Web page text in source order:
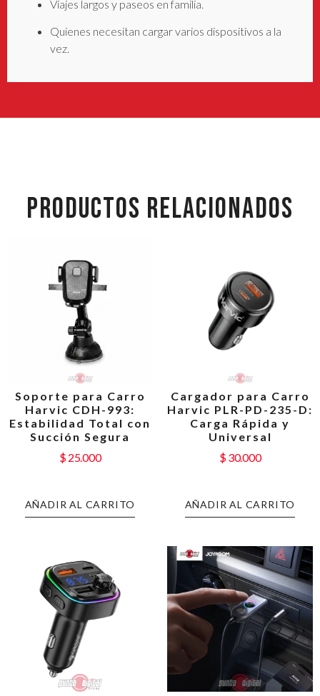
Viajes largos y paseos en familia.
Quienes necesitan cargar varios dispositivos a la
vez.
PRODUCTOS RELACIONADOS
Soporte para Carro
Harvic CDH-993:
Estabilidad Total con
Succión Segura
$25.000
AÑADIR AL CARRITO
Cargador para Carro
Harvic PLR-PD-235-D:
Carga Rápida y
Universal
$30.000
AÑADIR AL CARRITO